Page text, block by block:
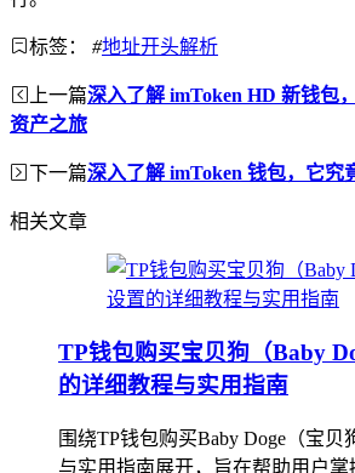
标签： #地址开头解析
上一篇深入了解 imToken HD 新钱包
资产之旅
下一篇深入了解 imToken 钱包，它究
相关文章
TP钱包购买宝贝狗（Baby
的详细教程与实用指南
围绕TP钱包购买Baby Doge（宝
与实用指南展开，旨在帮助用户